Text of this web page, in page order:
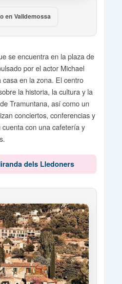
en Valldemossa
se encuentra en la plaza de
por el actor Michael
en la zona. El centro
la historia, la cultura y la
Tramuntana, así como un
conciertos, conferencias y
con una cafetería y
dels Lledoners